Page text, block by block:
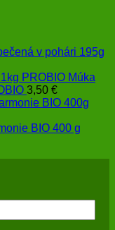
v pohári 195g
Múka
3,50 €
BIO 400 g